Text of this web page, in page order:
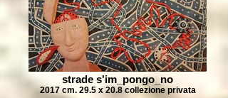
strade s'im_pongo_no
2017 cm. 29.5 x 20.8 collezione privata